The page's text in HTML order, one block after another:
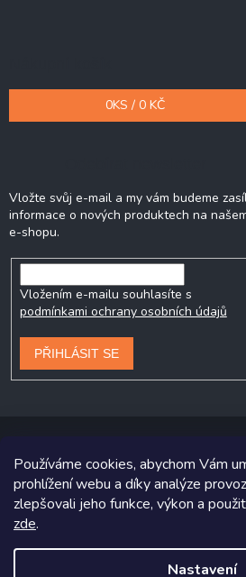
Používáme cookies, abychom Vám
prohlížení webu a díky analýze
zlepšovali jeho funkce, výkon a
zde.
Nastavení
0KS / 0 KČ
Vložte svůj e-mail a my vám budeme
informace o nových produktech na
e-shopu.
Vložením e-mailu souhlasíte s
podmínkami ochrany osobních údajů
PŘIHLÁSIT SE
Copyright 2026Prodej-pneumatik.cz.
Grafický návrh vytvořil a na Shoptet